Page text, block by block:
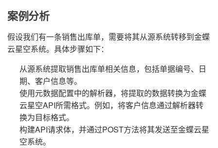
案例分析
假设我们有一条销售出库单，需要将其从源系统转移到金蝶
云星空系统。具体步骤如下：
从源系统提取销售出库单相关信息，包括单据编号、日
期、客户信息等。
使用元数据配置中的解析器，将提取的数据转换为金蝶
云星空API所需格式。例如，将客户信息通过解析器转
换为目标格式。
构建API请求体，并通过POST方法将其发送至金蝶云星
空系统。